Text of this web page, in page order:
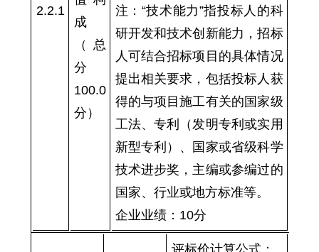
2.2.1
成
（总
分
100.0
分）
注：“技术能力”指投标人的科
研开发和技术创新能力，招标
人可结合招标项目的具体情况
提出相关要求，包括投标人获
得的与项目施工有关的国家级
工法、专利（发明专利或实用
新型专利）、国家或省级科学
技术进步奖，主编或参编过的
国家、行业或地方标准等。
企业业绩：10分
评标价计算公式：